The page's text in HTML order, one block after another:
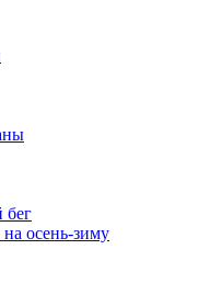
бег
осень-зиму